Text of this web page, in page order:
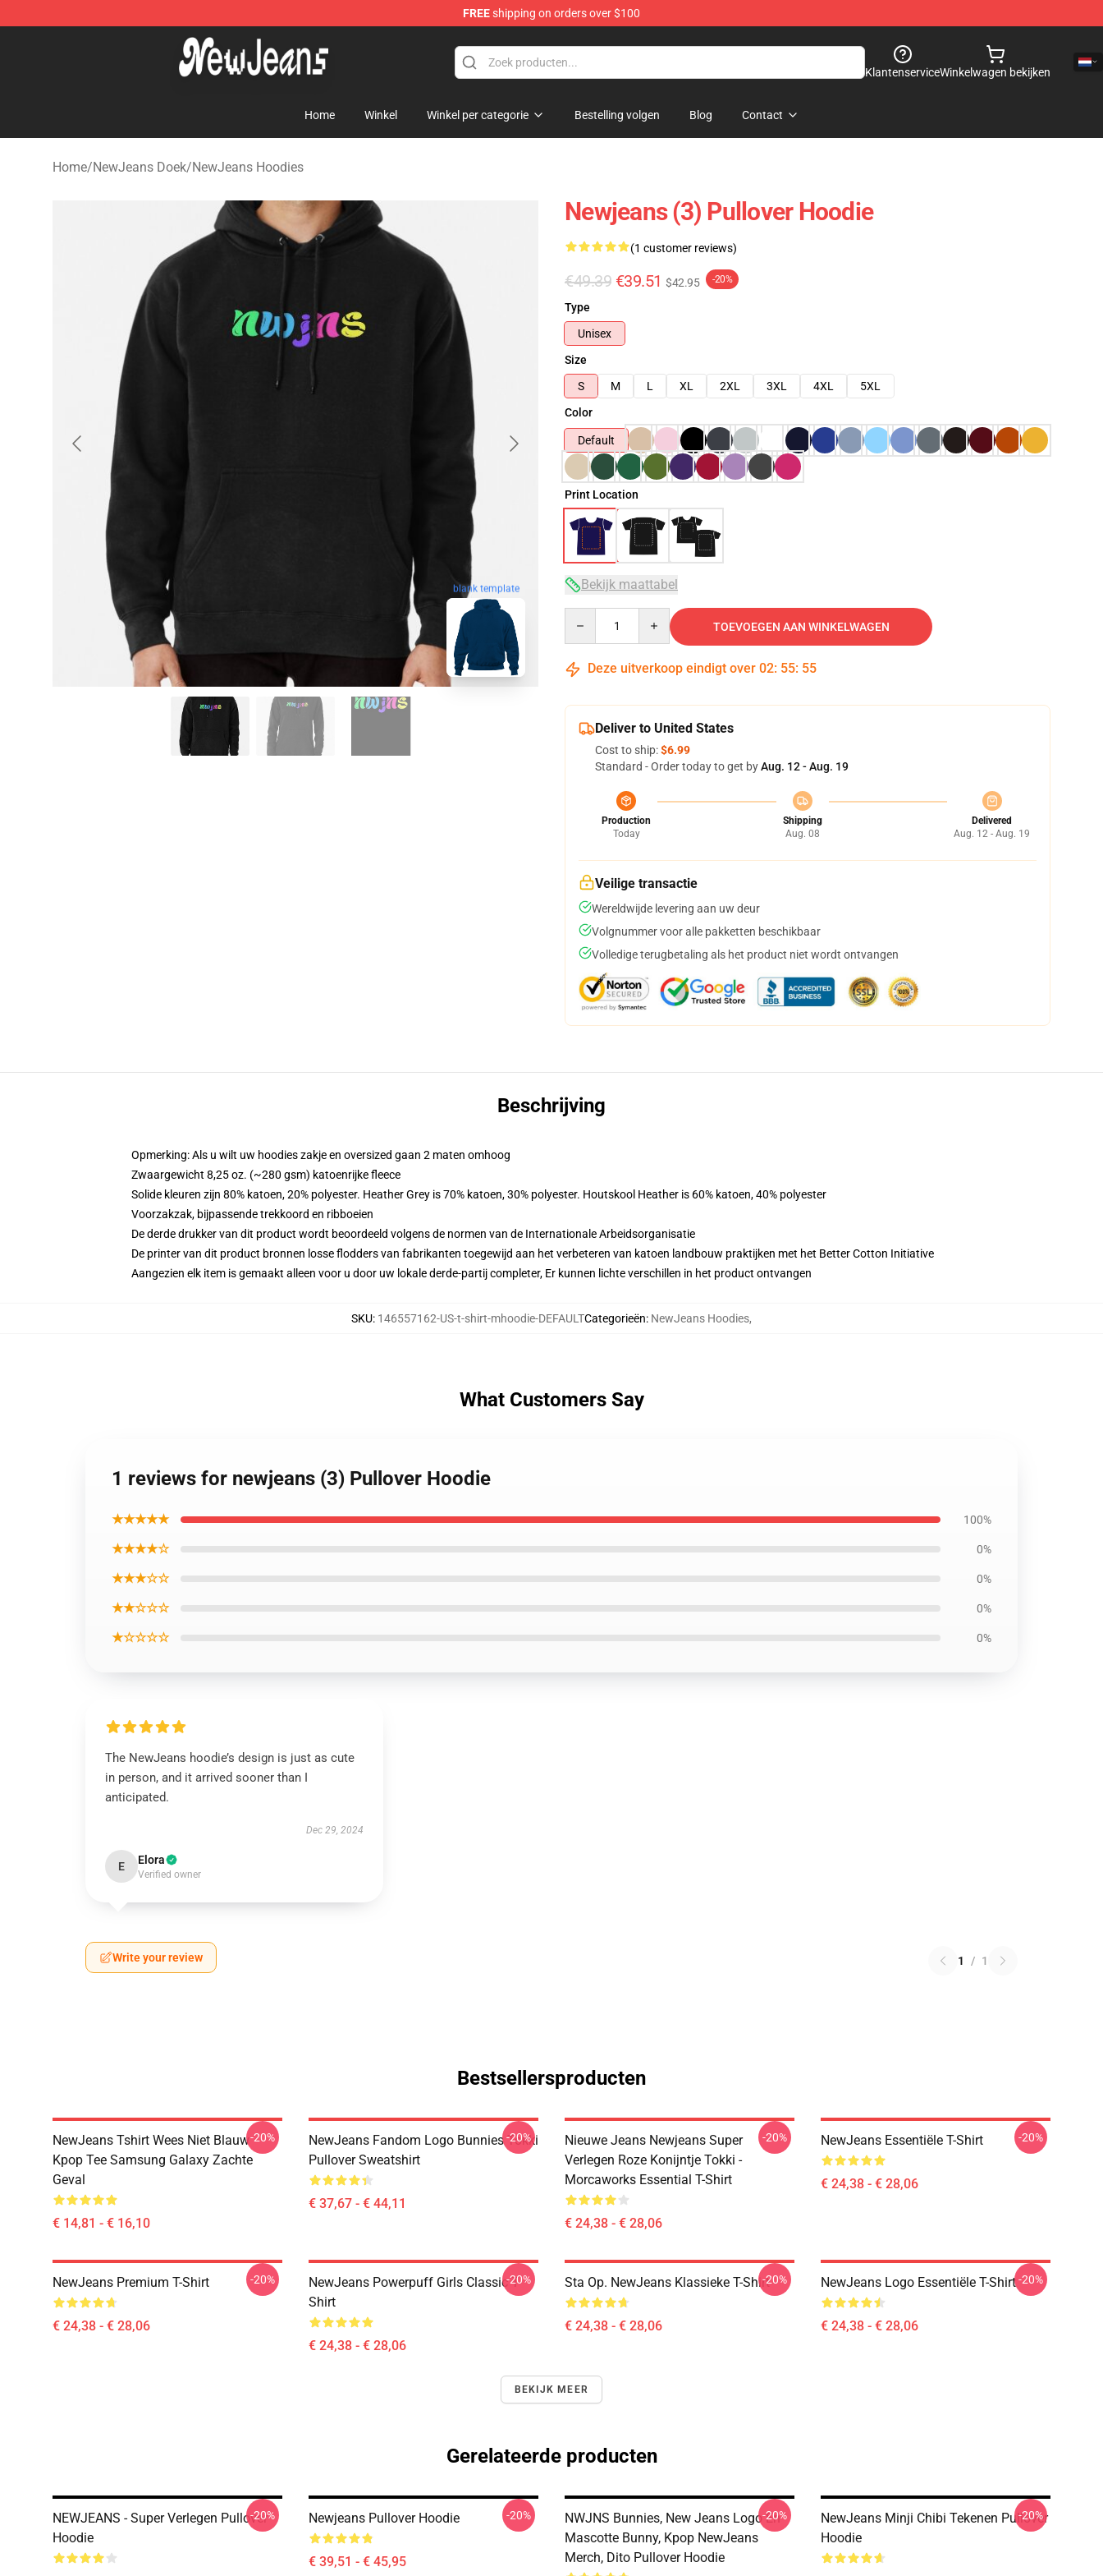
FREEshipping on orders over $100
NewJeans Store - Official NewJeans Merchandise Shop
KlantenserviceWinkelwagen bekijken
Home Winkel Winkel per categorie Bestelling volgen Blog Contact
Home/NewJeans Doek/NewJeans Hoodies
blank template
Newjeans (3) Pullover Hoodie
(1 customer reviews)
€49.39 €39.51 $42.95 -20%
Type
Unisex
Size
S
M L XL 2XL 3XL 4XL
5XL
Color
Default
Print Location
Bekijk maattabel
TOEVOEGEN AAN WINKELWAGEN
Deze uitverkoop eindigt over 02: 55: 54
Deliver to United States
Cost to ship:$6.99
Standard - Order today to get byAug. 12 - Aug. 19
Production
Today
Shipping
Aug. 08
Delivered
Aug. 12 - Aug. 19
Veilige transactie
Wereldwijde levering aan uw deur
Volgnummer voor alle pakketten beschikbaar
Volledige terugbetaling als het product niet wordt ontvangen
Beschrijving
Opmerking: Als u wilt uw hoodies zakje en oversized gaan 2 maten omhoog
Zwaargewicht 8,25 oz. (~280 gsm) katoenrijke fleece
Solide kleuren zijn 80% katoen, 20% polyester. Heather Grey is 70% katoen, 30% polyester. Houtskool Heather is 60% katoen, 40% polyester
Voorzakzak, bijpassende trekkoord en ribboeien
De derde drukker van dit product wordt beoordeeld volgens de normen van de Internationale Arbeidsorganisatie
De printer van dit product bronnen losse flodders van fabrikanten toegewijd aan het verbeteren van katoen landbouw praktijken met het Better Cotton Initiative
Aangezien elk item is gemaakt alleen voor u door uw lokale derde-partij completer, Er kunnen lichte verschillen in het product ontvangen
SKU: 146557162-US-t-shirt-mhoodie-DEFAULTCategorieën: NewJeans Hoodies,
What Customers Say
1 reviews for newjeans (3) Pullover Hoodie
★★★★★ 100%
★★★★☆ 0%
★★★☆☆ 0%
★★☆☆☆ 0%
★☆☆☆☆ 0%
The NewJeans hoodie’s design is just as cute
in person, and it arrived sooner than I
anticipated.
Dec 29, 2024
E Elora
Verified owner
Write your review 1 / 1
Bestsellersproducten
NewJeans Tshirt Wees Niet Blauw
Kpop Tee Samsung Galaxy Zachte
Geval
€ 14,81 - € 16,10
-20%
NewJeans Fandom Logo Bunnies Tokki
Pullover Sweatshirt
€ 37,67 - € 44,11
-20%
Nieuwe Jeans Newjeans Super
Verlegen Roze Konijntje Tokki -
Morcaworks Essential T-Shirt
€ 24,38 - € 28,06
-20% NewJeans Essentiële T-Shirt
€ 24,38 - € 28,06
-20%
NewJeans Premium T-Shirt
€ 24,38 - € 28,06
-20%
NewJeans Powerpuff Girls Classic T-
Shirt
€ 24,38 - € 28,06
-20% Sta Op. NewJeans Klassieke T-Shirt
€ 24,38 - € 28,06
-20% NewJeans Logo Essentiële T-Shirt
€ 24,38 - € 28,06
-20%
BEKIJK MEER
Gerelateerde producten
NEWJEANS - Super Verlegen Pullover
Hoodie
-20% Newjeans Pullover Hoodie
€ 39,51 - € 45,95
-20%
NWJNS Bunnies, New Jeans Logo En
Mascotte Bunny, Kpop NewJeans
Merch, Dito Pullover Hoodie
-20%
NewJeans Minji Chibi Tekenen Pullover
Hoodie
-20%